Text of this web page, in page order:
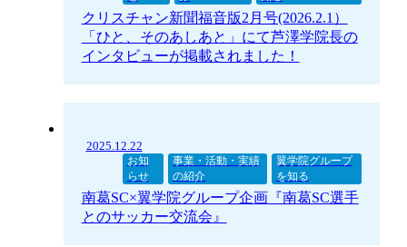
クリスチャン新聞福音版2月号(2026.2.1）
「ひと、そのあしあと」にて芦澤学院長の
インタビューが掲載されました！
2025.12.22
お知
らせ
事業・活動・実績
の紹介
翼学院グループ
を知る
南葛SC×翼学院グループ企画『南葛SC選手
とのサッカー交流会』